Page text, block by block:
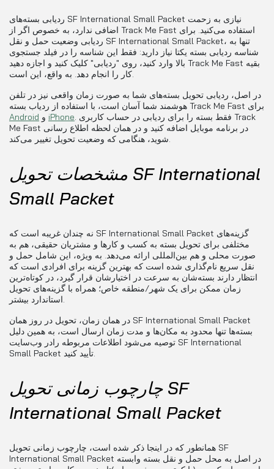
ردیابی بسته‌های SF International Small Packet نیازی به زحمت
اضافی ندارد، به خصوص اگر از Track Me Fast استفاده می‌کنید. برای
ردیابی وضعیت حمل و نقل SF International Small Packet، تنها به
شناسه ردیابی بسته یکتا نیاز دارید: فقط این شناسه را در فیلد جستجوی
بالا وارد کنید، روی "ردیابی" کلیک کنید و اجازه دهید Track Me Fast بقیه
کار را انجام دهد. به واقع، این است.
در اصل، ردیابی تحویل بسته‌های شما به صورت زمان واقعی نیز در تلفن
هوشمند شما آسان است، با استفاده از ردیاب بسته Track Me Fast برای
Android
iPhone. فقط بسته را برای ردیابی در حساب کاربری Track
Me Fast در برنامه موبایل اضافه کنید و در همان لحظه اطلاع رسانی
شوید، هنگامی که وضعیت تحویل تغییر می‌کند.
مشخصات تحویل SF International
Small Packet
نه چندان غریبه است که SF International Small Packet گزینه‌های
مختلفی برای تحویل بسته به کسب و کارها و مشتریان حقیقی، هم به
صورت محلی و هم بین‌المللی ارائه می‌دهد. به ویژه، این شامل حمل و
نقل سریع نام‌گذاری شده است که بهترین گزینه برای افرادی است که
انتظار دارند بسته‌شان به سرعت در اختیارشان قرار گیرد، در کوتاه‌ترین
زمان ممکن برای یک شهر/منطقه خاص؛ همراه با گزینه‌های تحویل
استاندارد بیشتر.
در همان زمان، تحویل در روز همان SF International Small Packet
بسته‌ها تنها محدود به مکان‌ها و مدت زمان ارسال است، به همین دلیل
توصیه می‌شود اطلاعات مربوطه رادر وب‌سایت SF International
Small Packet تأیید کنید.
چارچوب زمانی تحویل SF
International Small Packet
همانطور که در اینجا ذکر شده است، چارچوب زمانی تحویل SF
International Small Packet در اصل به محل حمل و نقل بسته وابسته